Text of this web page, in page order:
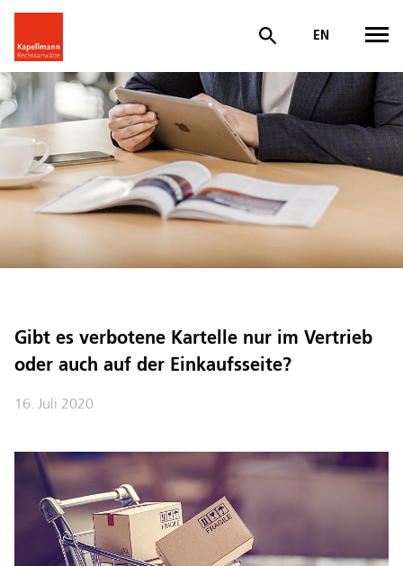
EN
Gibt es verbotene Kartelle nur im Vertrieb
oder auch auf der Einkaufsseite?
16. Juli 2020